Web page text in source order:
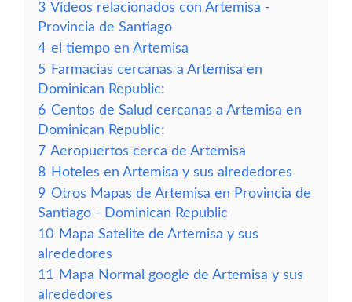
3 Vídeos relacionados con Artemisa -
Provincia de Santiago
4 el tiempo en Artemisa
5 Farmacias cercanas a Artemisa en
Dominican Republic:
6 Centos de Salud cercanas a Artemisa en
Dominican Republic:
7 Aeropuertos cerca de Artemisa
8 Hoteles en Artemisa y sus alrededores
9 Otros Mapas de Artemisa en Provincia de
Santiago - Dominican Republic
10 Mapa Satelite de Artemisa y sus
alrededores
11
Mapa Normal google de Artemisa y sus
alrededores